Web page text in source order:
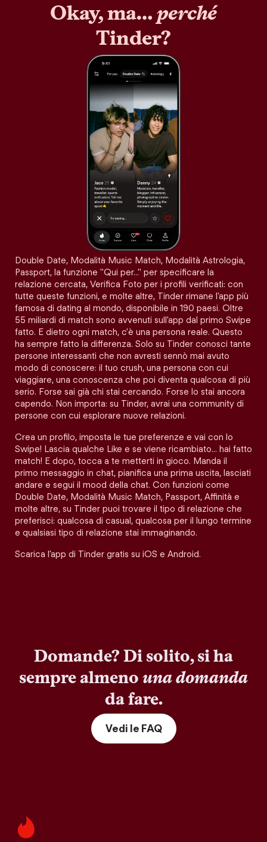
Okay, ma…perché
Tinder?
Double Date, Modalità Music Match, Modalità Astrologia,
Passport, la funzione "Qui per…" per specificare la
relazione cercata, Verifica Foto per i profili verificati: con
tutte queste funzioni, e molte altre, Tinder rimane l'app più
famosa di dating al mondo, disponibile in 190 paesi. Oltre
55 miliardi di match sono avvenuti sull'app dal primo Swipe
fatto. E dietro ogni match, c'è una persona reale. Questo
ha sempre fatto la differenza. Solo su Tinder conosci tante
persone interessanti che non avresti sennò mai avuto
modo di conoscere: il tuo crush, una persona con cui
viaggiare, una conoscenza che poi diventa qualcosa di più
serio. Forse sai già chi stai cercando. Forse lo stai ancora
capendo. Non importa: su Tinder, avrai una community di
persone con cui esplorare nuove relazioni.
Crea un profilo, imposta le tue preferenze e vai con lo
Swipe! Lascia qualche Like e se viene ricambiato… hai fatto
match! E dopo, tocca a te metterti in gioco. Manda il
primo messaggio in chat, pianifica una prima uscita, lasciati
andare e segui il mood della chat. Con funzioni come
Double Date, Modalità Music Match, Passport, Affinità e
molte altre, su Tinder puoi trovare il tipo di relazione che
preferisci: qualcosa di casual, qualcosa per il lungo termine
e qualsiasi tipo di relazione stai immaginando.
Scarica l'app di Tinder gratis su iOS e Android.
Domande? Di solito, si ha
sempre almeno una domanda
da fare.
Vedi le FAQ